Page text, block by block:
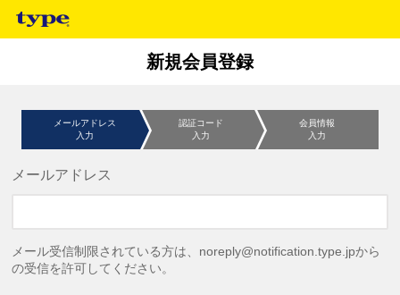
新規会員登録
メールアドレス
入力
認証コード
入力
会員情報
入力
メールアドレス
メール受信制限されている方は、noreply@notification.type.jpから
の受信を許可してください。